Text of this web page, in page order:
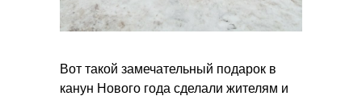
Вот такой замечательный подарок в
канун Нового года сделали жителям и